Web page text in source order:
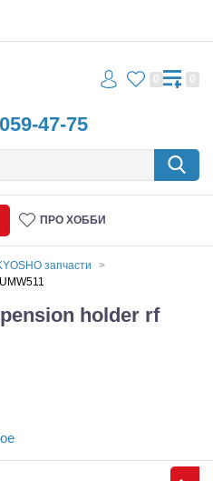
47-75
0 0
ПРО ХОББИ
запчасти
holder rf